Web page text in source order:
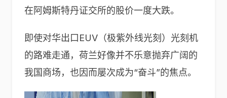
在阿姆斯特丹证交所的股价一度大跌。
即使对华出口EUV（极紫外线光刻）光刻机
的路难走通，荷兰好像并不乐意抛弃广阔的
我国商场，也因而屡次成为“奋斗”的焦点。